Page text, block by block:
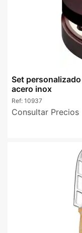
Set
acero inox
Ref: 10937
Consultar Precios